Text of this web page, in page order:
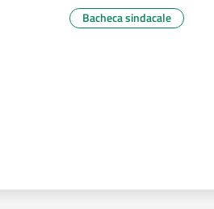
Bacheca sindacale